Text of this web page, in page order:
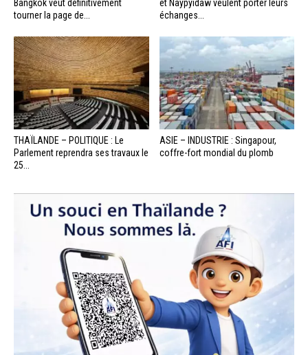
Bangkok veut définitivement
tourner la page de...
et Naypyidaw veulent porter leurs
échanges...
THAÏLANDE – POLITIQUE : Le
Parlement reprendra ses travaux le
25...
ASIE – INDUSTRIE : Singapour,
coffre-fort mondial du plomb